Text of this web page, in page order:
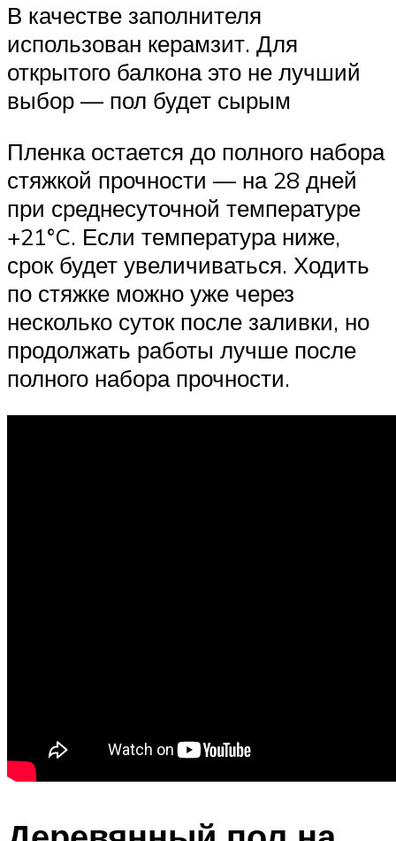
В качестве заполнителя
использован керамзит. Для
открытого балкона это не лучший
выбор — пол будет сырым
Пленка остается до полного набора
стяжкой прочности — на 28 дней
при среднесуточной температуре
+21°C. Если температура ниже,
срок будет увеличиваться. Ходить
по стяжке можно уже через
несколько суток после заливки, но
продолжать работы лучше после
полного набора прочности.